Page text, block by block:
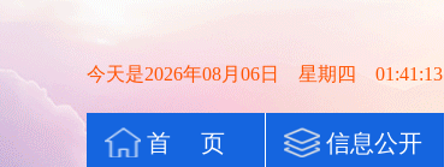
今天是2026年08月06日 星期四 01:41:14
首 页 信息公开